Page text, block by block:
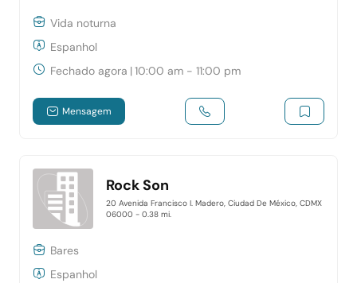
Vida noturna
Espanhol
Fechado agora |10:00 am - 11:00 pm
Mensagem
Rock Son
20 Avenida Francisco I. Madero, Ciudad De México, CDMX
06000 - 0.38 mi.
Bares
Espanhol